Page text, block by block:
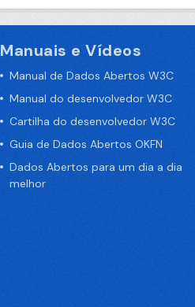
Manuais e Vídeos
Manual de Dados Abertos W3C
Manual do desenvolvedor W3C
Cartilha do desenvolvedor W3C
Guia de Dados Abertos OKFN
Dados Abertos para um dia a dia
melhor